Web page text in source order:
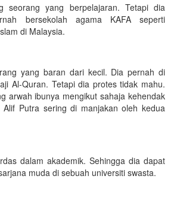
seorang yang berpelajaran. Tetapi dia
bersekolah agama KAFA seperti
di Malaysia.
yang baran dari kecil. Dia pernah di
Al-Quran. Tetapi dia protes tidak mahu.
arwah ibunya mengikut sahaja kehendak
Putra sering di manjakan oleh kedua
dalam akademik. Sehingga dia dapat
muda di sebuah universiti swasta.